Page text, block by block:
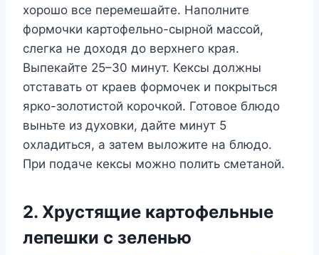
хорошо все перемешайте. Наполните
формочки картофельно-сырной массой,
слегка не доходя до верхнего края.
Выпекайте 25–30 минут. Кексы должны
отставать от краев формочек и покрыться
ярко-золотистой корочкой. Готовое блюдо
выньте из духовки, дайте минут 5
охладиться, а затем выложите на блюдо.
При подаче кексы можно полить сметаной.
2. Хрустящие картофельные
лепешки с зеленью